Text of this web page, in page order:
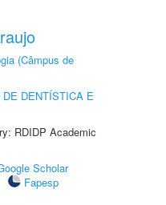
(Câmpus de
DE DENTÍSTICA E
RDIDP Academic
Scholar
Fapesp